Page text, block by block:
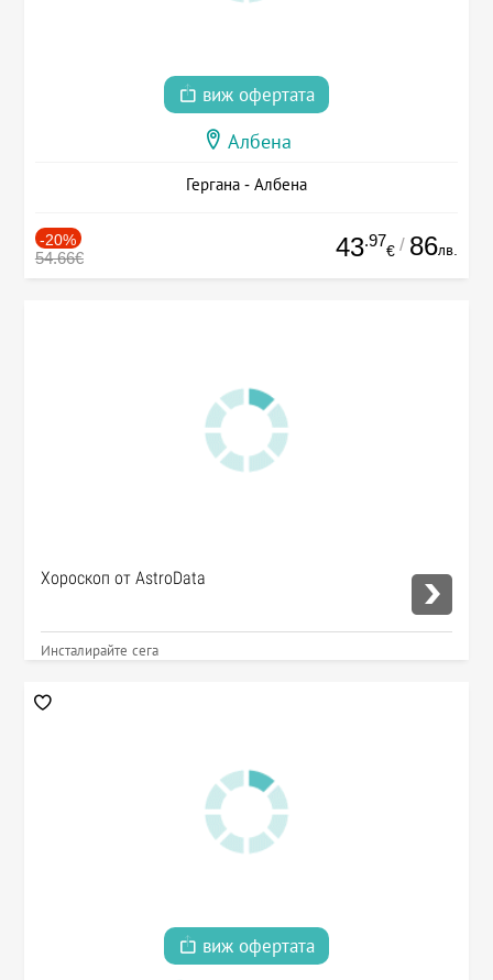
виж офертата
Албена
Гергана - Албена
-20%
54.66€ 43.97
€ / 86лв.
Хороскоп от AstroData
Инсталирайте сега
виж офертата